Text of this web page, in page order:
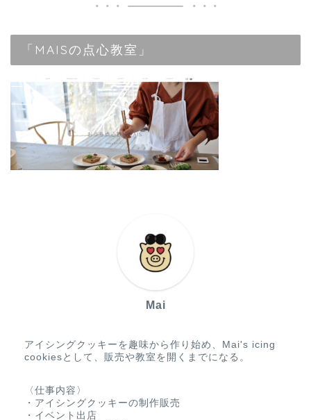
「MAISの点心教室」
Mai
アイシングクッキーを趣味から作り始め、Mai's icing
cookiesとして、販売や教室を開くまでになる。
〈仕事内容〉
・アイシングクッキーの制作販売
・イベント出店